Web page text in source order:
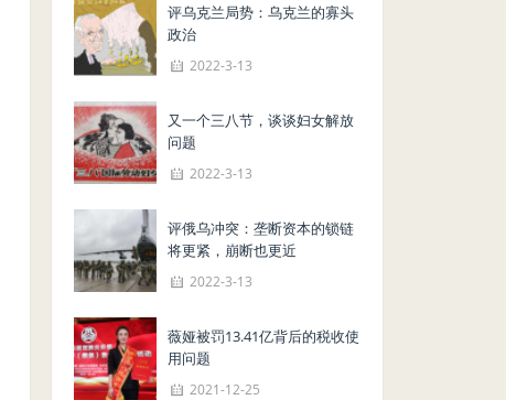
评乌克兰局势：乌克兰的寡头
政治
2022-3-13
又一个三八节，谈谈妇女解放
问题
2022-3-13
评俄乌冲突：垄断资本的锁链
将更紧，崩断也更近
2022-3-13
薇娅被罚13.41亿背后的税收使
用问题
2021-12-25